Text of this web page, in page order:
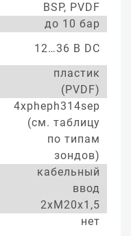
BSP, PVDF
до 10 бар
12…36 В DC
пластик
(PVDF)
4xpheph314sep
(см. таблицу
по типам
зондов)
кабельный
ввод
2хМ20х1,5
нет